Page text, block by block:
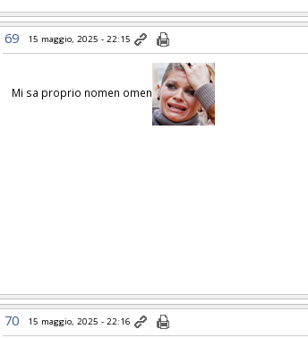
69 15 maggio, 2025 - 22:15
Mi sa proprio nomen omen
70 15 maggio, 2025 - 22:16